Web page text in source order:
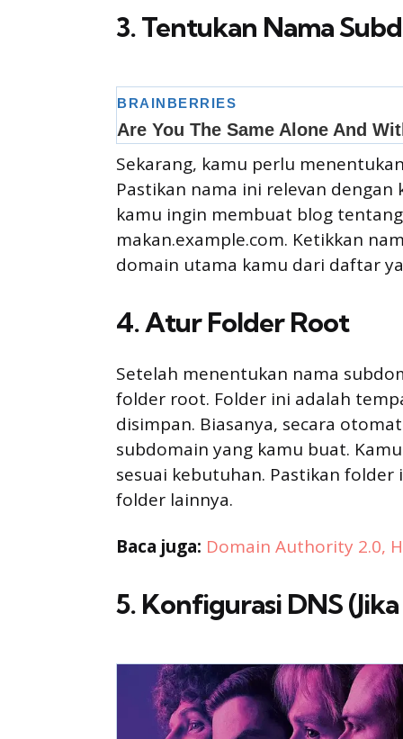
3. Tentukan Nama
Sekarang, kamu perlu
Pastikan nama ini relevan
kamu ingin membuat blog
makan.example.com. Ketikkan
domain utama kamu dari daftar
4. Atur Folder Root
Setelah menentukan nama
folder root. Folder ini adalah
disimpan. Biasanya, secara
subdomain yang kamu buat.
sesuai kebutuhan. Pastikan
folder lainnya.
Baca juga: Domain Authority 2.0,
5. Konfigurasi DNS